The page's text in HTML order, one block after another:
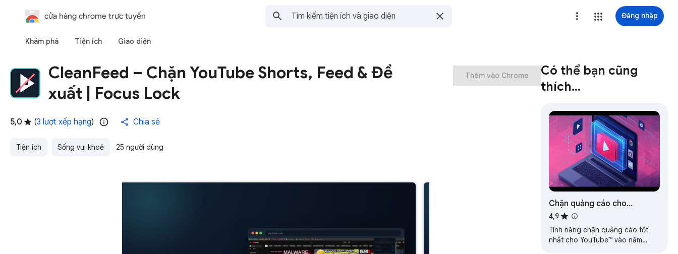
cửa hàng chrome trực tuyến Đăng nhập
Khám phá Tiện ích Giao diện
CleanFeed – Chặn YouTube Shorts, Feed & Đề
xuất | Focus Lock
5,0 (3 lượt xếp hạng) Chia sẻ
Tiện ích Sống vui khoẻ 25 người dùng
Thêm vào Chrome
Có thể bạn cũng
thích…
Chặn quảng cáo cho
YouTube™ 2026 - Shield
AdBlocker
4,9
Tính năng chặn quảng cáo tốt
nhất cho YouTube™ vào năm